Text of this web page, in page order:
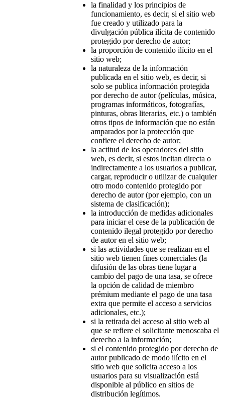
la finalidad y los principios de
funcionamiento, es decir, si el sitio web
fue creado y utilizado para la
divulgación pública ilícita de contenido
protegido por derecho de autor;
la proporción de contenido ilícito en el
sitio web;
la naturaleza de la información
publicada en el sitio web, es decir, si
solo se publica información protegida
por derecho de autor (películas, música,
programas informáticos, fotografías,
pinturas, obras literarias, etc.) o también
otros tipos de información que no están
amparados por la protección que
confiere el derecho de autor;
la actitud de los operadores del sitio
web, es decir, si estos incitan directa o
indirectamente a los usuarios a publicar,
cargar, reproducir o utilizar de cualquier
otro modo contenido protegido por
derecho de autor (por ejemplo, con un
sistema de clasificación);
la introducción de medidas adicionales
para iniciar el cese de la publicación de
contenido ilegal protegido por derecho
de autor en el sitio web;
si las actividades que se realizan en el
sitio web tienen fines comerciales (la
difusión de las obras tiene lugar a
cambio del pago de una tasa, se ofrece
la opción de calidad de miembro
prémium mediante el pago de una tasa
extra que permite el acceso a servicios
adicionales, etc.);
si la retirada del acceso al sitio web al
que se refiere el solicitante menoscaba el
derecho a la información;
si el contenido protegido por derecho de
autor publicado de modo ilícito en el
sitio web que solicita acceso a los
usuarios para su visualización está
disponible al público en sitios de
distribución legítimos.